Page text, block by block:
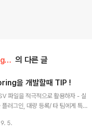
모험가의 Spring/Spring 의 다른 글
을 개발할때 TIP !
파일을 적극적으로 활용하자 - 실
러그인, 대량 등록/ 타 팀에게 특정
플러그인 - 코드 라인에 마지막 C
5.